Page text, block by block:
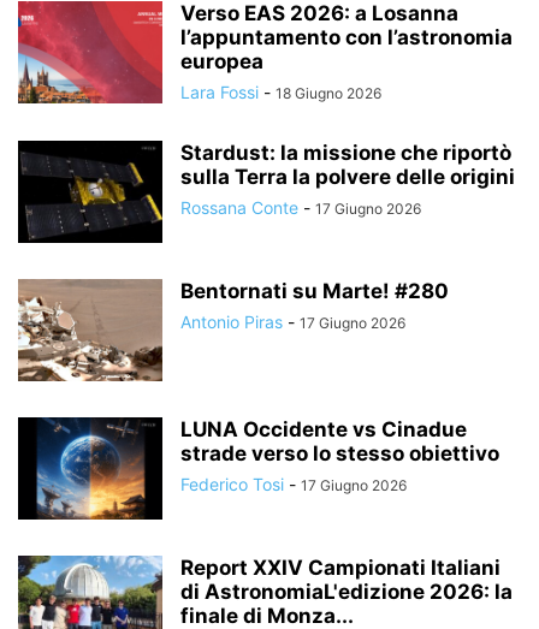
Verso EAS 2026: a Losanna
l’appuntamento con l’astronomia
europea
Lara Fossi - 18 Giugno 2026
Stardust: la missione che riportò
sulla Terra la polvere delle origini
Rossana Conte - 17 Giugno 2026
Bentornati su Marte! #280
Antonio Piras - 17 Giugno 2026
LUNA Occidente vs Cinadue
strade verso lo stesso obiettivo
Federico Tosi - 17 Giugno 2026
Report XXIV Campionati Italiani
di AstronomiaL'edizione 2026: la
finale di Monza...